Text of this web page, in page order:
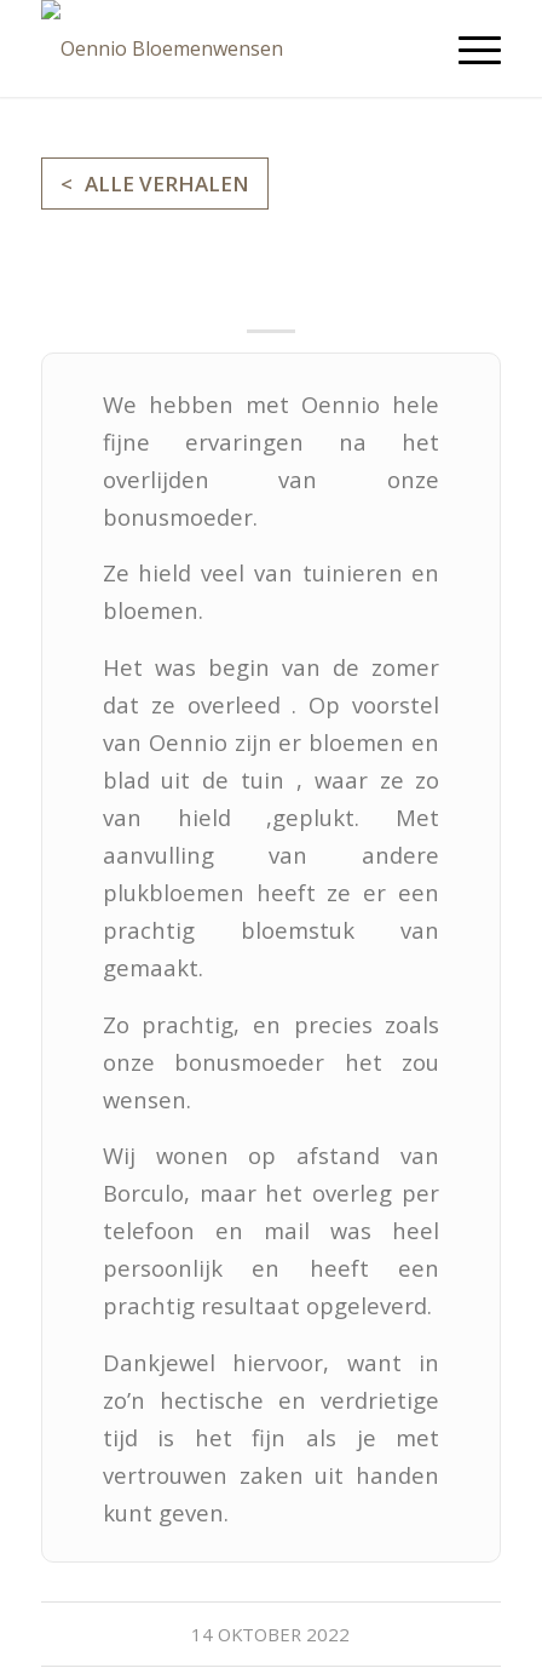
ALLE VERHALEN
We hebben met Oennio hele
fijne ervaringen na het
overlijden van onze
bonusmoeder.
Ze hield veel van tuinieren en
bloemen.
Het was begin van de zomer
dat ze overleed . Op voorstel
van Oennio zijn er bloemen en
blad uit de tuin , waar ze zo
van hield ,geplukt. Met
aanvulling van andere
plukbloemen heeft ze er een
prachtig bloemstuk van
gemaakt.
Zo prachtig, en precies zoals
onze bonusmoeder het zou
wensen.
Wij wonen op afstand van
Borculo, maar het overleg per
telefoon en mail was heel
persoonlijk en heeft een
prachtig resultaat opgeleverd.
Dankjewel hiervoor, want in
zo’n hectische en verdrietige
tijd is het fijn als je met
vertrouwen zaken uit handen
kunt geven.
14 OKTOBER 2022